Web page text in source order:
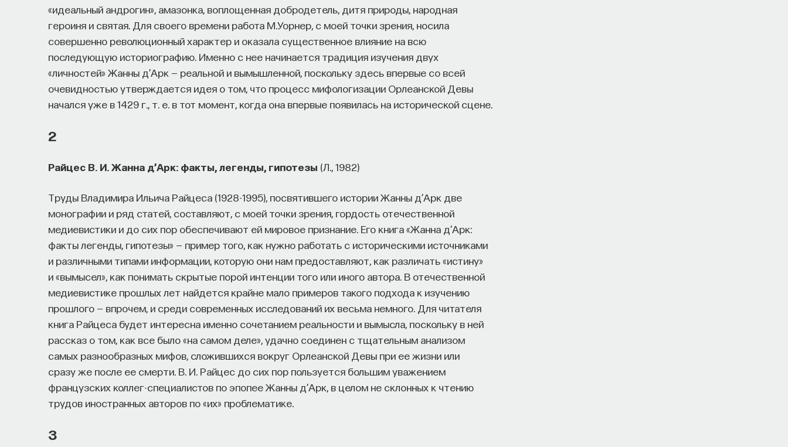
«идеальный андрогин», амазонка, воплощенная добродетель, дитя природы, народная
героиня и святая. Для своего времени работа М.Уорнер, с моей точки зрения, носила
совершенно революционный характер и оказала существенное влияние на всю
последующую историографию. Именно с нее начинается традиция изучения двух
«личностей» Жанны д’Арк — реальной и вымышленной, поскольку здесь впервые со всей
очевидностью утверждается идея о том, что процесс мифологизации Орлеанской Девы
начался уже в 1429 г., т. е. в тот момент, когда она впервые появилась на исторической сцене.
2
Райцес В. И. Жанна д’Арк: факты, легенды, гипотезы (Л., 1982)
Труды Владимира Ильича Райцеса (1928-1995), посвятившего истории Жанны д’Арк две
монографии и ряд статей, составляют, с моей точки зрения, гордость отечественной
медиевистики и до сих пор обеспечивают ей мировое признание. Его книга «Жанна д’Арк:
факты легенды, гипотезы» — пример того, как нужно работать с историческими источниками
и различными типами информации, которую они нам предоставляют, как различать «истину»
и «вымысел», как понимать скрытые порой интенции того или иного автора. В отечественной
медиевистике прошлых лет найдется крайне мало примеров такого подхода к изучению
прошлого — впрочем, и среди современных исследований их весьма немного. Для читателя
книга Райцеса будет интересна именно сочетанием реальности и вымысла, поскольку в ней
рассказ о том, как все было «на самом деле», удачно соединен с тщательным анализом
самых разнообразных мифов, сложившихся вокруг Орлеанской Девы при ее жизни или
сразу же после ее смерти. В. И. Райцес до сих пор пользуется большим уважением
французских коллег-специалистов по эпопее Жанны д’Арк, в целом не склонных к чтению
трудов иностранных авторов по «их» проблематике.
3